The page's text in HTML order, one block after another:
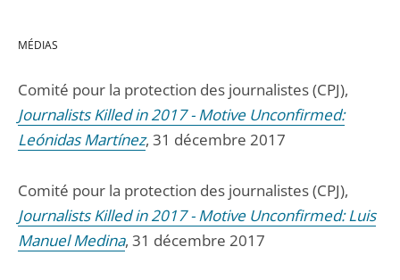
MÉDIAS
Comité pour la protection des journalistes (CPJ),
Journalists Killed in 2017 - Motive Unconfirmed:
Leónidas Martínez, 31 décembre 2017
Comité pour la protection des journalistes (CPJ),
Journalists Killed in 2017 - Motive Unconfirmed: Luis
Manuel Medina, 31 décembre 2017